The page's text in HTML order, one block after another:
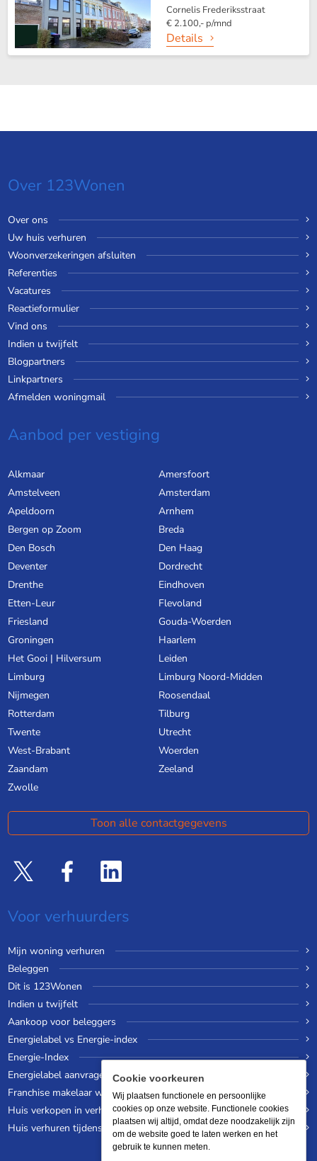
Cornelis Frederiksstraat
€ 2.100,- p/mnd
Details
Over 123Wonen
Over ons
Uw huis verhuren
Woonverzekeringen afsluiten
Referenties
Vacatures
Reactieformulier
Vind ons
Indien u twijfelt
Blogpartners
Linkpartners
Afmelden woningmail
Aanbod per vestiging
Alkmaar
Amersfoort
Amstelveen
Amsterdam
Apeldoorn
Arnhem
Bergen op Zoom
Breda
Den Bosch
Den Haag
Deventer
Dordrecht
Drenthe
Eindhoven
Etten-Leur
Flevoland
Friesland
Gouda-Woerden
Groningen
Haarlem
Het Gooi | Hilversum
Leiden
Limburg
Limburg Noord-Midden
Nijmegen
Roosendaal
Rotterdam
Tilburg
Twente
Utrecht
West-Brabant
Woerden
Zaandam
Zeeland
Zwolle
Toon alle contactgegevens
Voor verhuurders
Mijn woning verhuren
Beleggen
Dit is 123Wonen
Indien u twijfelt
Aankoop voor beleggers
Energielabel vs Energie-index
Energie-Index
Energielabel aanvragen
Franchise makelaar worden
Huis verkopen in verhuurde staat
Huis verhuren tijdens een wereldreis
Cookie voorkeuren
Wij plaatsen functionele en persoonlijke
cookies op onze website. Functionele cookies
plaatsen wij altijd, omdat deze noodzakelijk zijn
om de website goed te laten werken en het
gebruik te kunnen meten.